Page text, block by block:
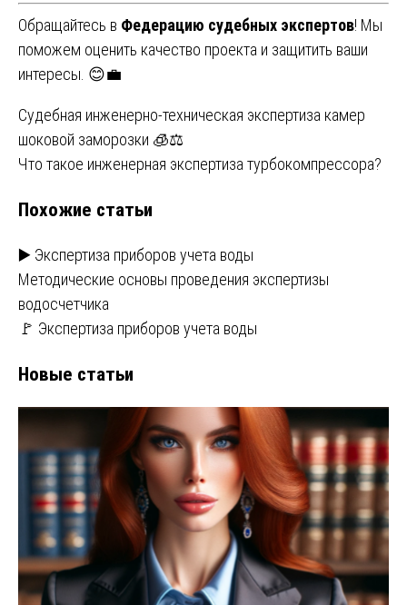
Обращайтесь в Федерацию судебных экспертов! Мы
поможем оценить качество проекта и защитить ваши
интересы. 😊💼
Навигация
по
Судебная инженерно-техническая экспертиза камер
шоковой заморозки 🧊⚖️
Что такое инженерная экспертиза турбокомпрессора?
Похожие статьи
▶️ Экспертиза приборов учета воды
Методические основы проведения экспертизы
водосчетчика
🚩 Экспертиза приборов учета воды
Новые статьи